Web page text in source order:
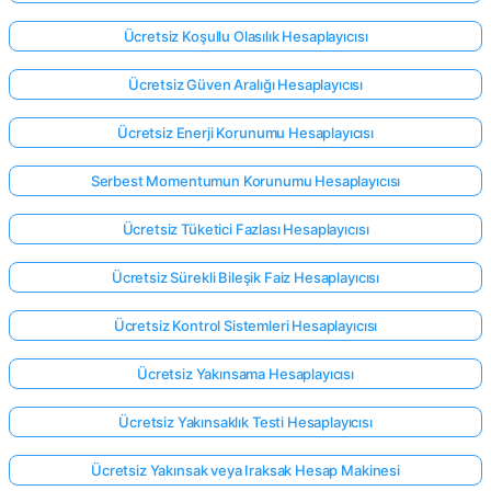
Ücretsiz Koşullu Olasılık Hesaplayıcısı
Ücretsiz Güven Aralığı Hesaplayıcısı
Ücretsiz Enerji Korunumu Hesaplayıcısı
Serbest Momentumun Korunumu Hesaplayıcısı
Ücretsiz Tüketici Fazlası Hesaplayıcısı
Ücretsiz Sürekli Bileşik Faiz Hesaplayıcısı
Ücretsiz Kontrol Sistemleri Hesaplayıcısı
Ücretsiz Yakınsama Hesaplayıcısı
Ücretsiz Yakınsaklık Testi Hesaplayıcısı
Ücretsiz Yakınsak veya Iraksak Hesap Makinesi